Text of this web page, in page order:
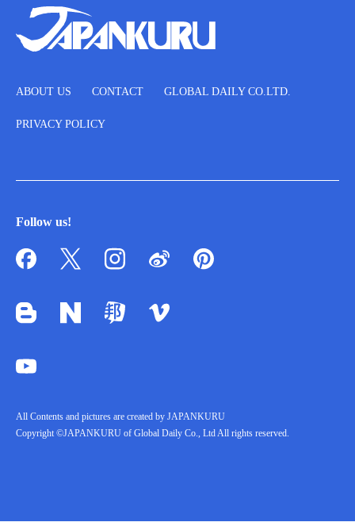
ABOUT US CONTACT GLOBAL DAILY CO.LTD.
PRIVACY POLICY
Follow us!
All Contents and pictures are created by JAPANKURU
Copyright ©JAPANKURU of Global Daily Co., Ltd All rights reserved.